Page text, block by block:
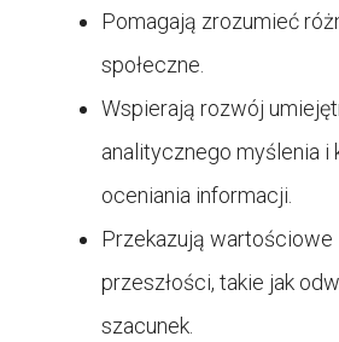
Pomagają zrozumieć
społeczne.
Wspierają rozwój
analitycznego myślenia i
oceniania informacji.
Przekazują wartościowe
przeszłości, takie jak
szacunek.